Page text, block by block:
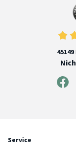
45149
Service